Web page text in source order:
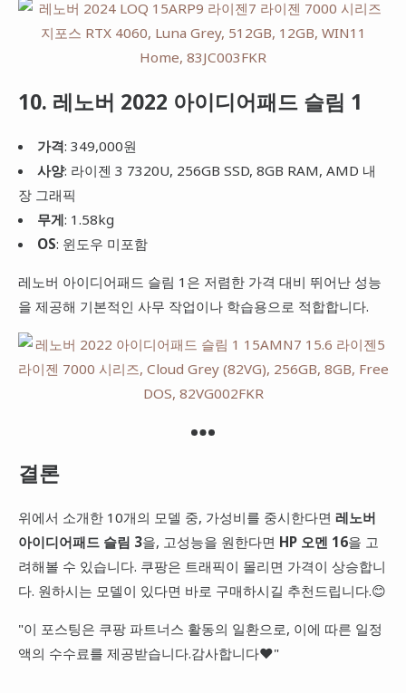
10. 레노버 2022 아이디어패드 슬림 1
가격: 349,000원
사양: 라이젠 3 7320U, 256GB SSD, 8GB RAM, AMD 내
장 그래픽
무게: 1.58kg
OS: 윈도우 미포함
레노버 아이디어패드 슬림 1은 저렴한 가격 대비 뛰어난 성능
을 제공해 기본적인 사무 작업이나 학습용으로 적합합니다.
결론
위에서 소개한 10개의 모델 중, 가성비를 중시한다면 레노버
아이디어패드 슬림 3을, 고성능을 원한다면 HP 오멘 16을 고
려해볼 수 있습니다. 쿠팡은 트래픽이 몰리면 가격이 상승합니
다. 원하시는 모델이 있다면 바로 구매하시길 추천드립니다.😊
"이 포스팅은 쿠팡 파트너스 활동의 일환으로, 이에 따른 일정
액의 수수료를 제공받습니다.감사합니다❤️"